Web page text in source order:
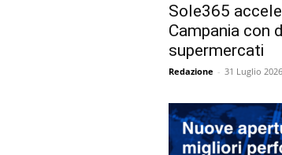
Sole365
Campania con
supermercati
Redazione - 31 Luglio 2026